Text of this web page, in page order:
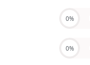
0%
0%